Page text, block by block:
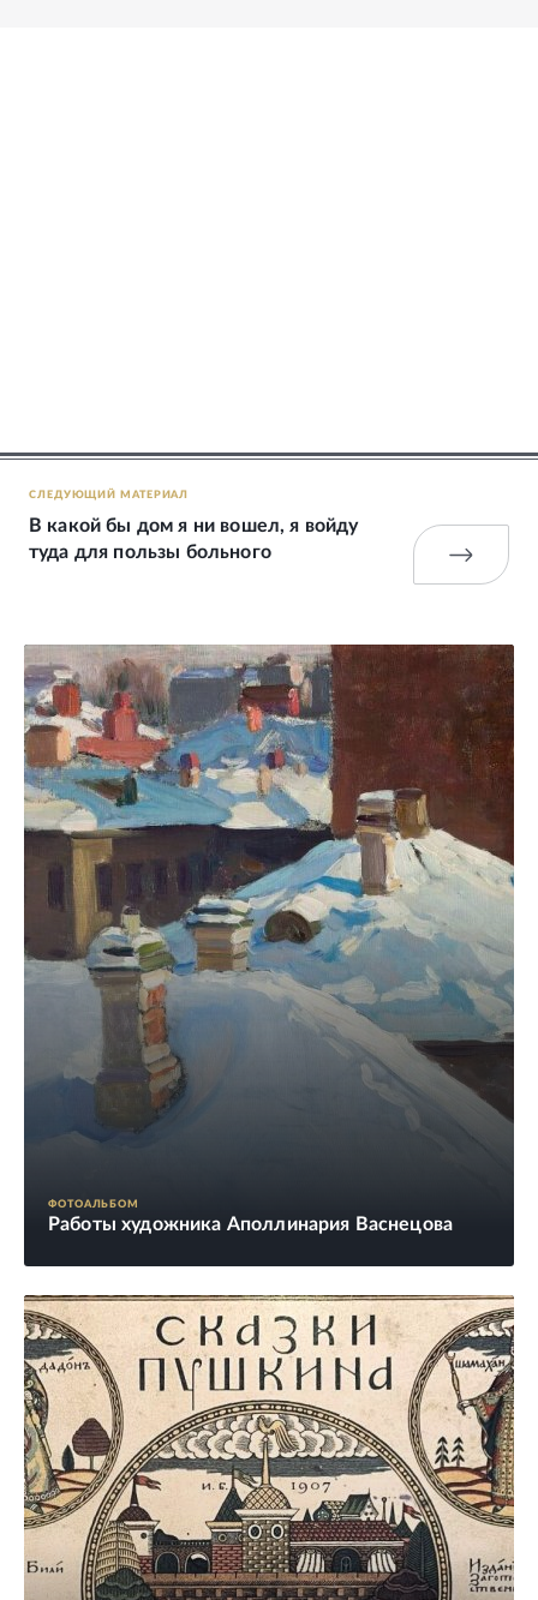
ФОТОАЛЬБОМ
Работы художника Аполлинария Васнецова
СЛЕДУЮЩИЙ МАТЕРИАЛ
В какой бы дом я ни вошел, я войду
туда для пользы больного